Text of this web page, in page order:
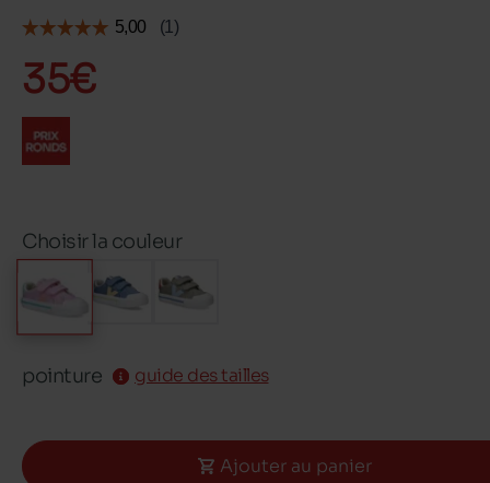
35€
Choisir la couleur
pointure guide des tailles
Ajouter au panier